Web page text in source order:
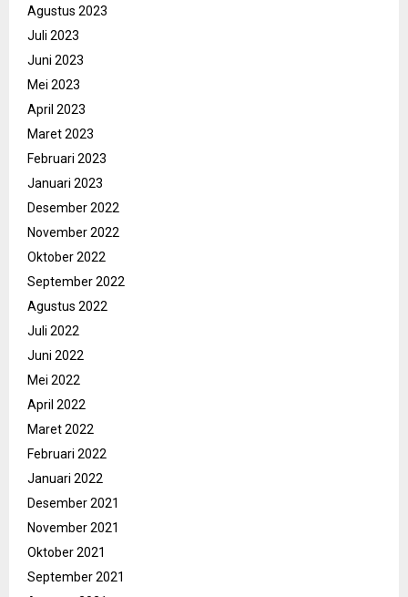
Agustus 2023
Juli 2023
Juni 2023
Mei 2023
April 2023
Maret 2023
Februari 2023
Januari 2023
Desember 2022
November 2022
Oktober 2022
September 2022
Agustus 2022
Juli 2022
Juni 2022
Mei 2022
April 2022
Maret 2022
Februari 2022
Januari 2022
Desember 2021
November 2021
Oktober 2021
September 2021